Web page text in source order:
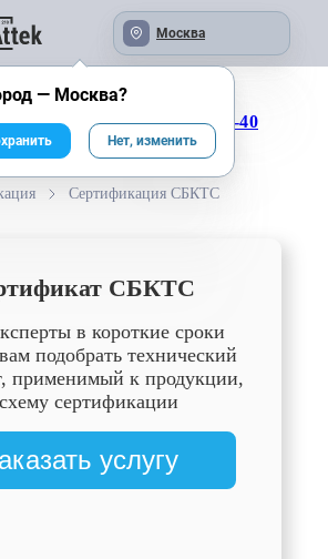
Москва
8 800 333-25-40
Сертификация СБКТС
СБКТС
в короткие сроки
подобрать технический
применимый к продукции,
сертификации
услугу
— Москва?
Нет, изменить